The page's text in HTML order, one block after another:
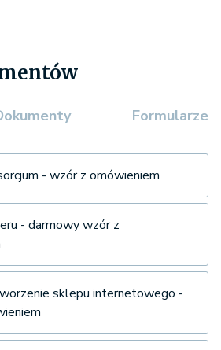
Formularze
- wzór z omówieniem
- darmowy wzór z
sklepu internetowego -